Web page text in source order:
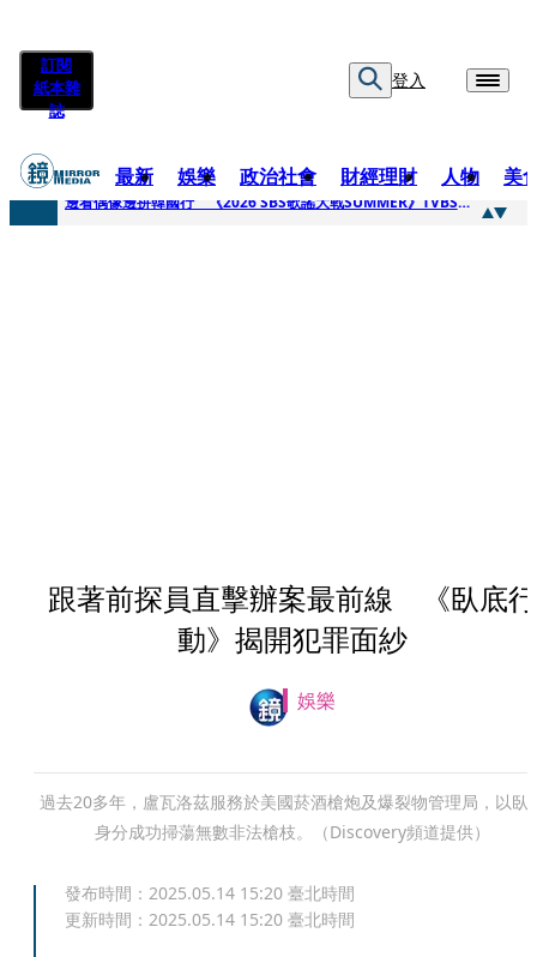
訂閱
紙本雜
誌
登入
最新 娛樂 政治社會 財經理財 人物 美
快訊
邊看偶像邊拚韓國行 《2026 SBS歌謠大戰SUMMER》TVBS直播祭追星福利
跟著前探員直擊辦案最前線 《臥底行
動》揭開犯罪面紗
娛樂
過去20多年，盧瓦洛茲服務於美國菸酒槍炮及爆裂物管理局，以臥
身分成功掃蕩無數非法槍枝。（Discovery頻道提供）
發布時間： 2025.05.14 15:20 臺北時間
更新時間： 2025.05.14 15:20 臺北時間